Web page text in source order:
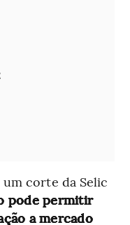
corte da Selic
pode permitir
a mercado